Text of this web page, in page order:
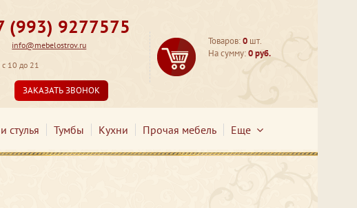
(993) 9277575
info@mebelostrov.ru
с 10 до 21
ЗАКАЗАТЬ ЗВОНОК
Товаров:0 шт.
На сумму:0 руб.
стулья Тумбы Кухни Прочая мебель Еще